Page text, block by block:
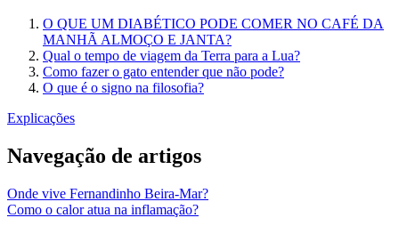
O QUE UM DIABÉTICO PODE COMER NO CAFÉ DA
MANHÃ ALMOÇO E JANTA?
Qual o tempo de viagem da Terra para a Lua?
Como fazer o gato entender que não pode?
O que é o signo na filosofia?
Explicações
Navegação de artigos
Onde vive Fernandinho Beira-Mar?
Como o calor atua na inflamação?